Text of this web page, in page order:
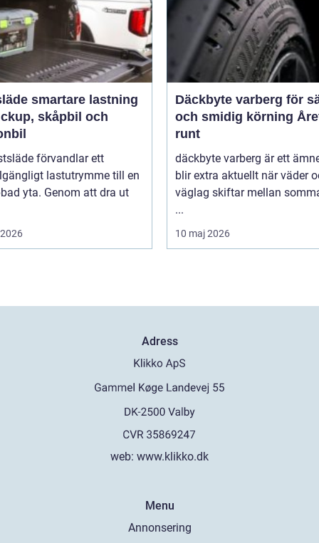
lastning
skåpbil och
förvandlar ett
lastutrymme till en
yta. Genom att dra ut
Däckbyte varberg för
och smidig körning
runt
däckbyte varberg är ett
blir extra aktuellt när väder
väglag skiftar mellan
...
10 maj 2026
Adress
web: www.klikko.dk
Menu
Annonsering